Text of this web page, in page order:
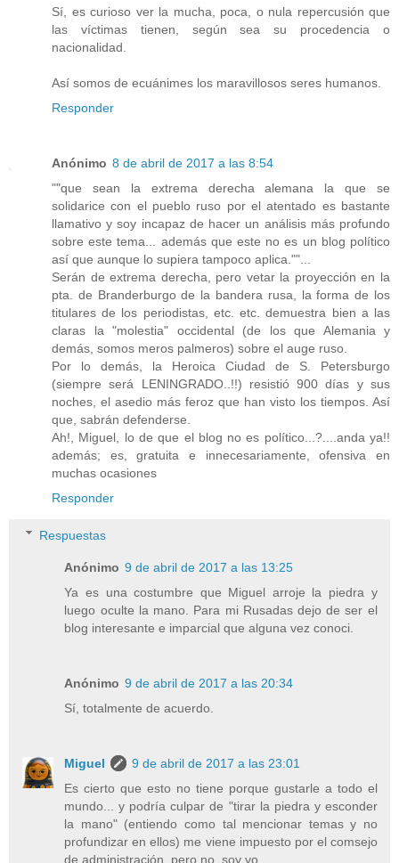
Sí, es curioso ver la mucha, poca, o nula repercusión que
las víctimas tienen, según sea su procedencia o
nacionalidad.
Así somos de ecuánimes los maravillosos seres humanos.
Responder
Anónimo 8 de abril de 2017 a las 8:54
""que sean la extrema derecha alemana la que se
solidarice con el pueblo ruso por el atentado es bastante
llamativo y soy incapaz de hacer un análisis más profundo
sobre este tema... además que este no es un blog político
así que aunque lo supiera tampoco aplica.""...
Serán de extrema derecha, pero vetar la proyección en la
pta. de Branderburgo de la bandera rusa, la forma de los
titulares de los periodistas, etc. etc. demuestra bien a las
claras la "molestia" occidental (de los que Alemania y
demás, somos meros palmeros) sobre el auge ruso.
Por lo demás, la Heroica Ciudad de S. Petersburgo
(siempre será LENINGRADO..!!) resistió 900 días y sus
noches, el asedio más feroz que han visto los tiempos. Así
que, sabrán defenderse.
Ah!, Miguel, lo de que el blog no es político...?....anda ya!!
además; es, gratuita e innecesariamente, ofensiva en
muchas ocasiones
Responder
Respuestas
Anónimo 9 de abril de 2017 a las 13:25
Ya es una costumbre que Miguel arroje la piedra y
luego oculte la mano. Para mi Rusadas dejo de ser el
blog interesante e imparcial que alguna vez conoci.
Anónimo 9 de abril de 2017 a las 20:34
Sí, totalmente de acuerdo.
Miguel
9 de abril de 2017 a las 23:01
Es cierto que esto no tiene porque gustarle a todo el
mundo... y podría culpar de "tirar la piedra y esconder
la mano" (entiendo como tal mencionar temas y no
profundizar en ellos) me viene impuesto por el comsejo
de administración, pero no, soy yo.